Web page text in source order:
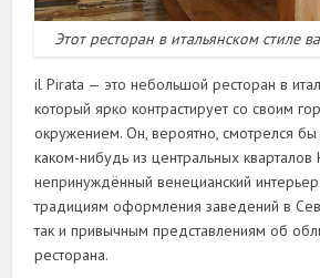
Этот ресторан в итальянском стиле
il Pirata — это небольшой ресторан в
который ярко контрастирует со своим
окружением. Он, вероятно, смотрелся
каком-нибудь из центральных
непринуждённый венецианский
традициям оформления заведений в
так и привычным представлениям об
ресторана.